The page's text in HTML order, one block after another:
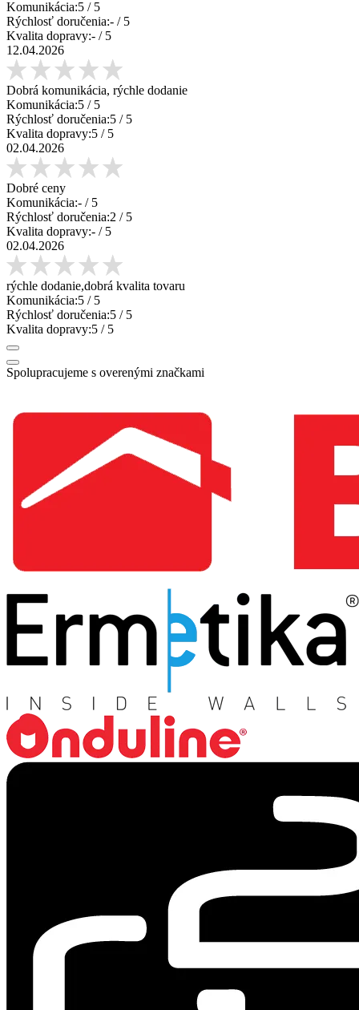
Komunikácia:5 / 5
Rýchlosť doručenia:- / 5
Kvalita dopravy:- / 5
12.04.2026
Dobrá komunikácia, rýchle dodanie
Komunikácia:5 / 5
Rýchlosť doručenia:5 / 5
Kvalita dopravy:5 / 5
02.04.2026
Dobré ceny
Komunikácia:- / 5
Rýchlosť doručenia:2 / 5
Kvalita dopravy:- / 5
02.04.2026
rýchle dodanie,dobrá kvalita tovaru
Komunikácia:5 / 5
Rýchlosť doručenia:5 / 5
Kvalita dopravy:5 / 5
Spolupracujeme s overenými značkami